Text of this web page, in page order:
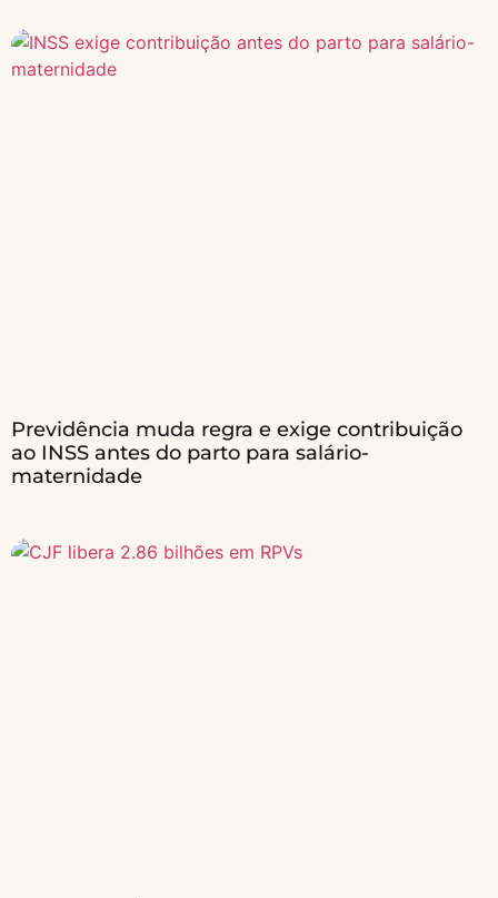
Previdência muda regra e exige contribuição
ao INSS antes do parto para salário-
maternidade